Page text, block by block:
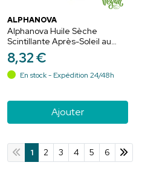
ALPHANOVA
Alphanova Huile Sèche
Scintillante Après-Soleil au
Monoï de Tahiti - 125ml
8,32€
En stock - Expédition 24/48h
Ajouter
1 2 3 4 5 6